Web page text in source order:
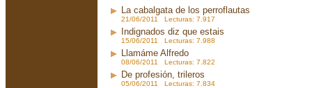
La cabalgata de los perroflautas
21/06/2011 Lecturas: 7.917
Indignados diz que estais
15/06/2011 Lecturas: 7.988
Llamáme Alfredo
08/06/2011 Lecturas: 7.822
De profesión, trileros
05/06/2011 Lecturas: 7.834